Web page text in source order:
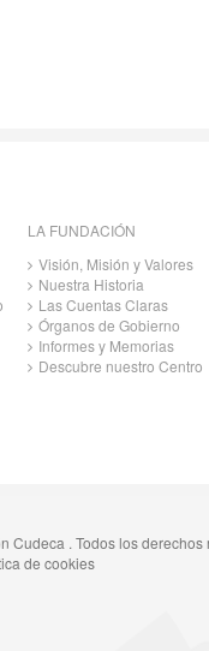
LA FUNDACIÓN
Visión, Misión y Valores
Nuestra Historia
Las Cuentas Claras
Órganos de Gobierno
Informes y Memorias
Descubre nuestro Centro
Cudeca . Todos los derechos
de cookies